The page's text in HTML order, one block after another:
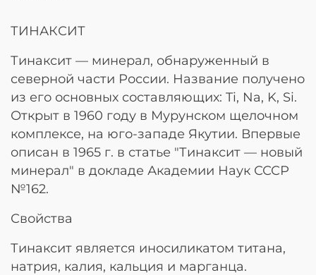
ТИНАКСИТ
Тинаксит — минерал, обнаруженный в
северной части России. Название получено
из его основных составляющих: Ti, Na, K, Si.
Открыт в 1960 году в Мурунском щелочном
комплексе, на юго-западе Якутии. Впервые
описан в 1965 г. в статье "Тинаксит — новый
минерал" в докладе Академии Наук СССР
№162.
Свойства
Тинаксит является иносиликатом титана,
натрия, калия, кальция и марганца.